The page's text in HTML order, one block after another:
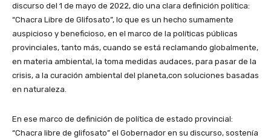
discurso del 1 de mayo de 2022, dio una clara definición política:
“Chacra Libre de Glifosato”, lo que es un hecho sumamente
auspicioso y beneficioso, en el marco de la políticas públicas
provinciales, tanto más, cuando se está reclamando globalmente,
en materia ambiental, la toma medidas audaces, para pasar de la
crisis, a la curación ambiental del planeta,con soluciones basadas
en naturaleza.
En ese marco de definición de política de estado provincial:
“Chacra libre de glifosato” el Gobernador en su discurso, sostenía